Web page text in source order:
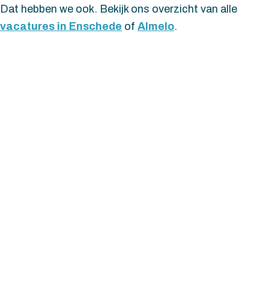
Dat hebben we ook. Bekijk ons overzicht van alle
vacatures in Enschede ofAlmelo.